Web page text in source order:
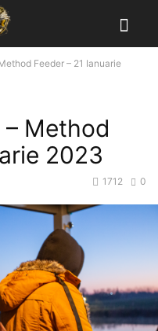
Feeder – 21 Ianuarie
Method
2023
0
1712